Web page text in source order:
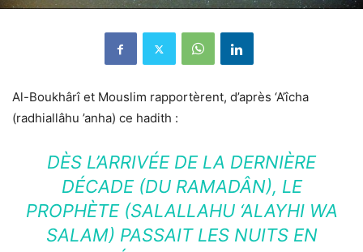
Al-Boukhârî et Mouslim rapportèrent, d’après ‘A’îcha
(radhiallâhu ’anha) ce hadith :
DÈS L’ARRIVÉE DE LA DERNIÈRE
DÉCADE (DU RAMADÂN), LE
PROPHÈTE (SALALLAHU ‘ALAYHI WA
SALAM) PASSAIT LES NUITS EN